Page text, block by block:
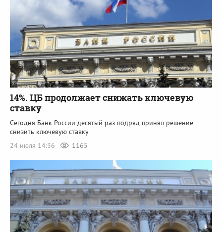
14%. ЦБ продолжает снижать ключевую
ставку
Сегодня Банк России десятый раз подряд принял решение
снизить ключевую ставку
24 июля 14:36
1165